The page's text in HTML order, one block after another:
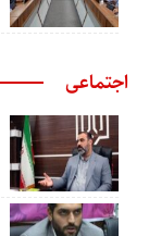
اجتماعی